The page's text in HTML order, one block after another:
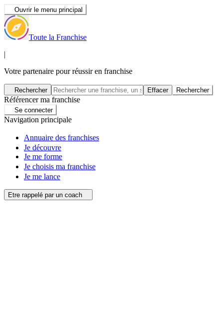
Ouvrir le menu principal
Toute la Franchise
|
Votre partenaire pour réussir en franchise
Rechercher Effacer Rechercher
Référencer ma franchise
Se connecter
Navigation principale
Annuaire des franchises
Je découvre
Je me forme
Je choisis ma franchise
Je me lance
Etre rappelé par un coach